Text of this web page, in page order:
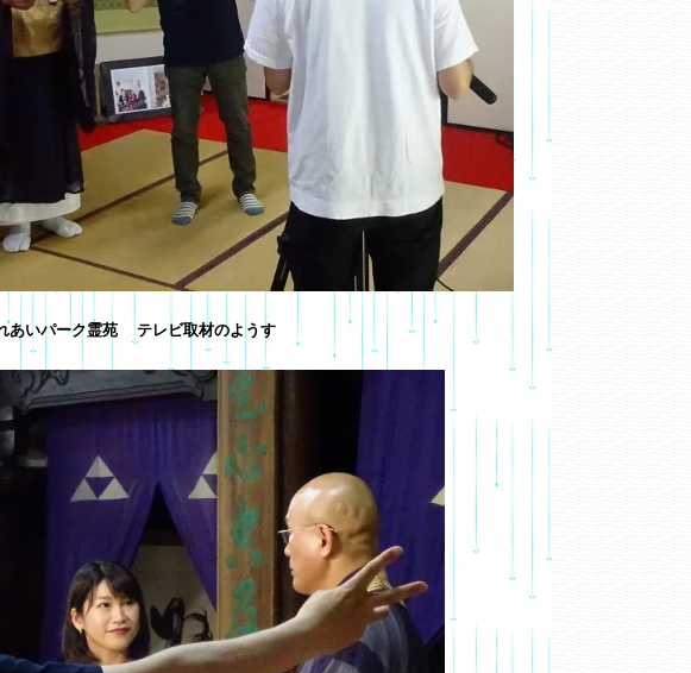
あいパーク霊苑 テレビ取材のようす